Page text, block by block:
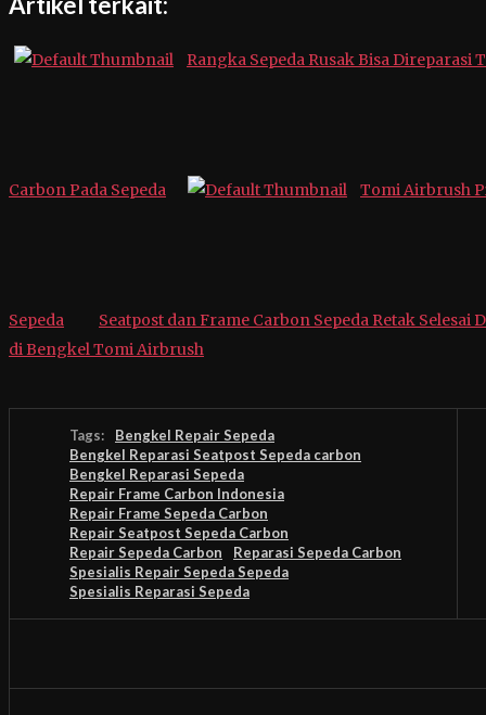
Rangka Sepeda Rusak Bisa Direparasi
Carbon Pada Sepeda Tomi Airbrush
Sepeda
Seatpost dan Frame Carbon Sepeda Retak Selesai
di Bengkel Tomi Airbrush
Tags:
Bengkel Repair Sepeda
Bengkel Reparasi Seatpost Sepeda carbon
Bengkel Reparasi Sepeda
Repair Frame Carbon Indonesia
Repair Frame Sepeda Carbon
Repair Seatpost Sepeda Carbon
Repair Sepeda Carbon
Reparasi Sepeda Carbon
Spesialis Repair Sepeda Sepeda
Spesialis Reparasi Sepeda